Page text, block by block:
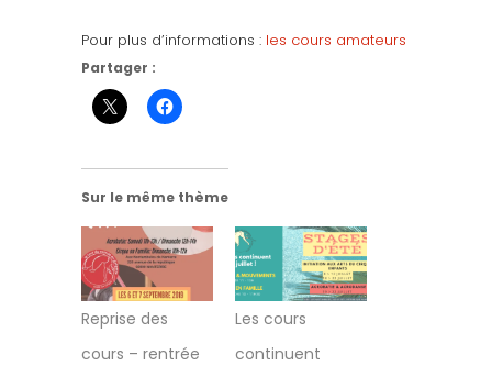
Pour plus d’informations : les cours amateurs
Partager :
Sur le même thème
Reprise des
cours – rentrée
Les cours
continuent